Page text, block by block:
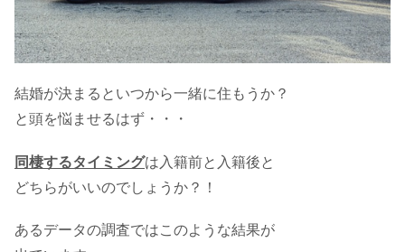
結婚が決まるといつから一緒に住もうか？
と頭を悩ませるはず・・・
同棲するタイミングは入籍前と入籍後と
どちらがいいのでしょうか？！
あるデータの調査ではこのような結果が